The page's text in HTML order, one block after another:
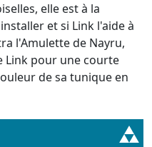
elle est à la
et si Link l'aide à
l'Amulette de Nayru,
Link pour une courte
de sa tunique en